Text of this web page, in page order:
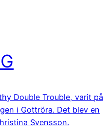
Double Trouble, varit på
i Gottröra. Det blev en
Svensson.